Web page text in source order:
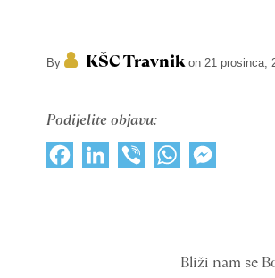
By KŠC Travnikon 21 prosinca,
Podijelite objavu:
FacebookLinkedInViber WhatsApp
Bliži nam se